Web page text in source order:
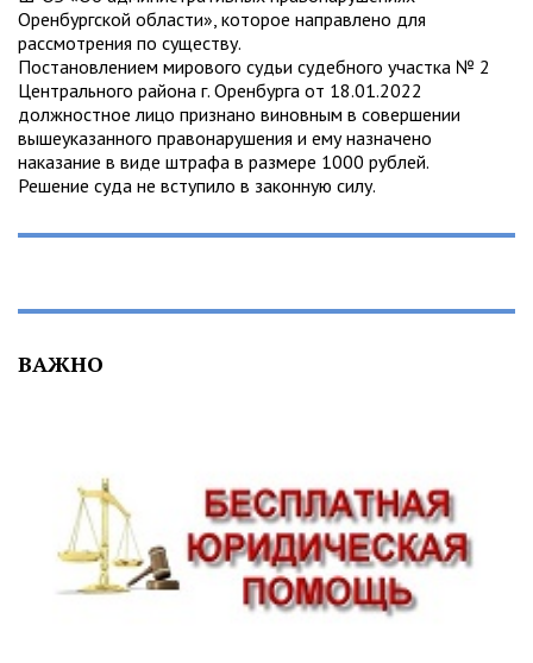
Оренбургской области», которое направлено для
рассмотрения по существу.
Постановлением мирового судьи судебного участка № 2
Центрального района г. Оренбурга от 18.01.2022
должностное лицо признано виновным в совершении
вышеуказанного правонарушения и ему назначено
наказание в виде штрафа в размере 1000 рублей.
Решение суда не вступило в законную силу.
ВАЖНО